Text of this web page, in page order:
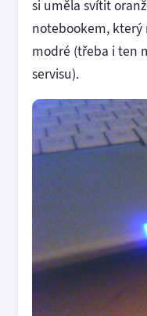
si uměla svítit
notebookem, který
modré (třeba i ten
servisu).